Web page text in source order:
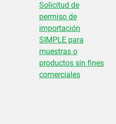
Solicitud de
permiso de
importación
SIMPLE para
muestras o
productos sin fines
comerciales